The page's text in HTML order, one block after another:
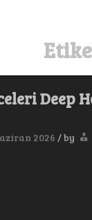
Deep
2026 /by